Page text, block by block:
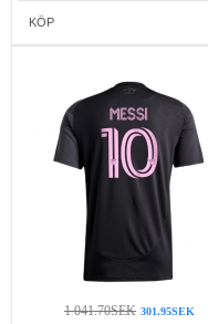
KÖP
1 041.70SEK 301.95SEK